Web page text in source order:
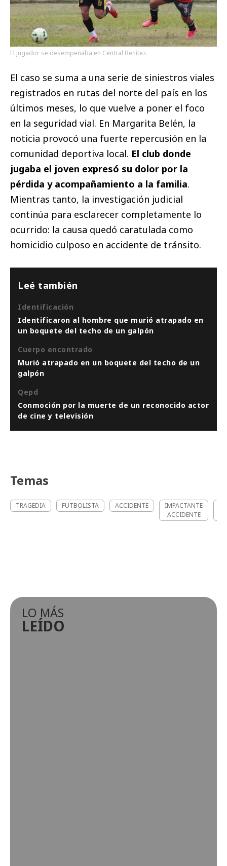
El jugador se desempeñaba en Central Benítez.
El caso se suma a una serie de siniestros viales
registrados en rutas del norte del país en los
últimos meses, lo que vuelve a poner el foco
en la seguridad vial. En Margarita Belén, la
noticia provocó una fuerte repercusión en la
comunidad deportiva local. El club donde
jugaba el joven expresó su dolor por la
pérdida y acompañamiento a la familia.
Mientras tanto, la investigación judicial
continúa para esclarecer completamente lo
ocurrido: la causa quedó caratulada como
homicidio culposo en accidente de tránsito.
Leé también
Identificación
Identificaron al hombre que murió atrapado en
un boquete del techo de un galpón
Cuerpo encontrado
Murió atrapado en un boquete del techo de un
galpón
Qepd
Conmoción por la muerte de un reconocido actor
de cine y televisión
Temas
TRAGEDIA FUTBOLISTA ACCIDENTE
IMPACTANTE
ACCIDENTE
LO MÁS
LEÍDO